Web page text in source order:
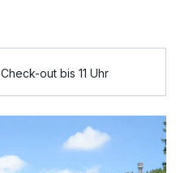
p.P. ab253,00 €
Check-out bis 11 Uhr